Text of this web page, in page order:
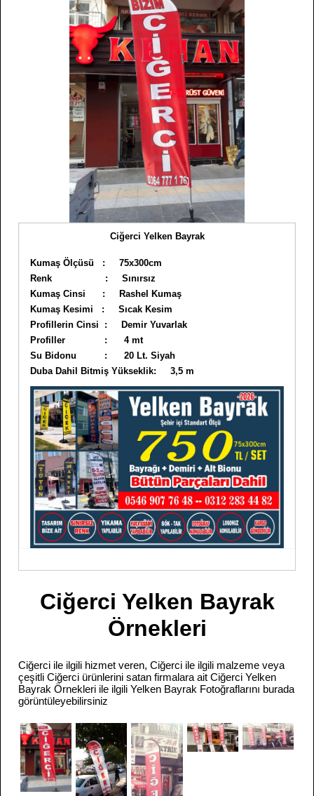
Ciğerci Yelken Bayrak
Kumaş Ölçüsü : 75x300cm
Renk : Sınırsız
Kumaş Cinsi : Rashel Kumaş
Kumaş Kesimi : Sıcak Kesim
Profillerin Cinsi : Demir Yuvarlak
Profiller : 4 mt
Su Bidonu : 20 Lt. Siyah
Duba Dahil Bitmiş Yükseklik: 3,5 m
Ciğerci Yelken Bayrak
Örnekleri
Ciğerci ile ilgili hizmet veren, Ciğerci ile ilgili malzeme veya
çeşitli Ciğerci ürünlerini satan firmalara ait Ciğerci Yelken
Bayrak Örnekleri ile ilgili Yelken Bayrak Fotoğraflarını burada
görüntüleyebilirsiniz